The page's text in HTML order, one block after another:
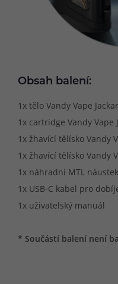
Obsah balení:
1x tělo Vandy Vape
1x cartridge Vandy Vape
1x žhavící tělísko Vandy
1x žhavící tělísko Vandy
1x náhradní MTL náustek
1x USB-C kabel pro
1x uživatelský manuál
* Součástí balení není